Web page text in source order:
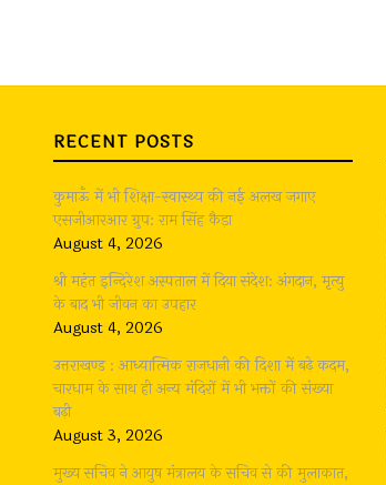
RECENT POSTS
कुमाऊँ में भी शिक्षा-स्वास्थ्य की नई अलख जगाए
एसजीआरआर ग्रुप: राम सिंह कैड़ा
August 4, 2026
श्री महंत इन्दिरेश अस्पताल में दिया संदेश: अंगदान, मृत्यु
के बाद भी जीवन का उपहार
August 4, 2026
उत्तराखण्ड : आध्यात्मिक राजधानी की दिशा में बढ़े कदम,
चारधाम के साथ ही अन्य मंदिरों में भी भक्तों की संख्या
बढ़ी
August 3, 2026
मुख्य सचिव ने आयुष मंत्रालय के सचिव से की मुलाकात,